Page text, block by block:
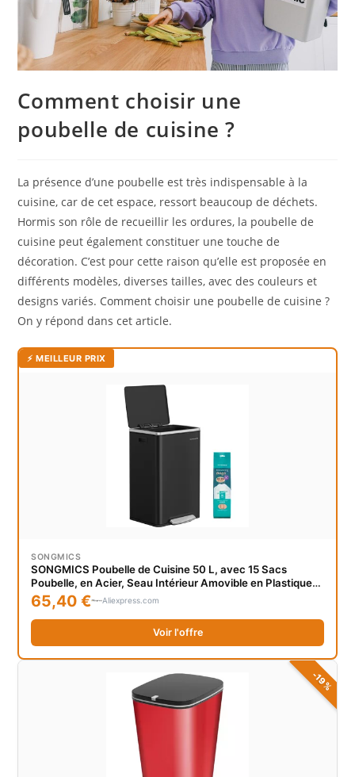
Comment choisir une
poubelle de cuisine ?
La présence d’une poubelle est très indispensable à la
cuisine, car de cet espace, ressort beaucoup de déchets.
Hormis son rôle de recueillir les ordures, la poubelle de
cuisine peut également constituer une touche de
décoration. C’est pour cette raison qu’elle est proposée en
différents modèles, diverses tailles, avec des couleurs et
designs variés. Comment choisir une poubelle de cuisine ?
On y répond dans cet article.
⚡ MEILLEUR PRIX
SONGMICS
SONGMICS Poubelle de Cuisine 50 L, avec 15 Sacs
Poubelle, en Acier, Seau Intérieur Amovible en Plastique,
avec Couvercle, Poignées, Fermeture en Douceur
65,40 € Aliexpress.com
Voir l'offre
-19%